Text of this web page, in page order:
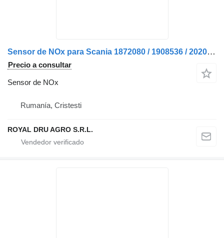
Sensor de NOx para Scania 1872080 / 1908536 / 2020691 / 2247379 / 2296799 / 1732461 / 1782596 camión
Precio a consultar
Sensor de NOx
Rumanía, Cristesti
ROYAL DRU AGRO S.R.L.